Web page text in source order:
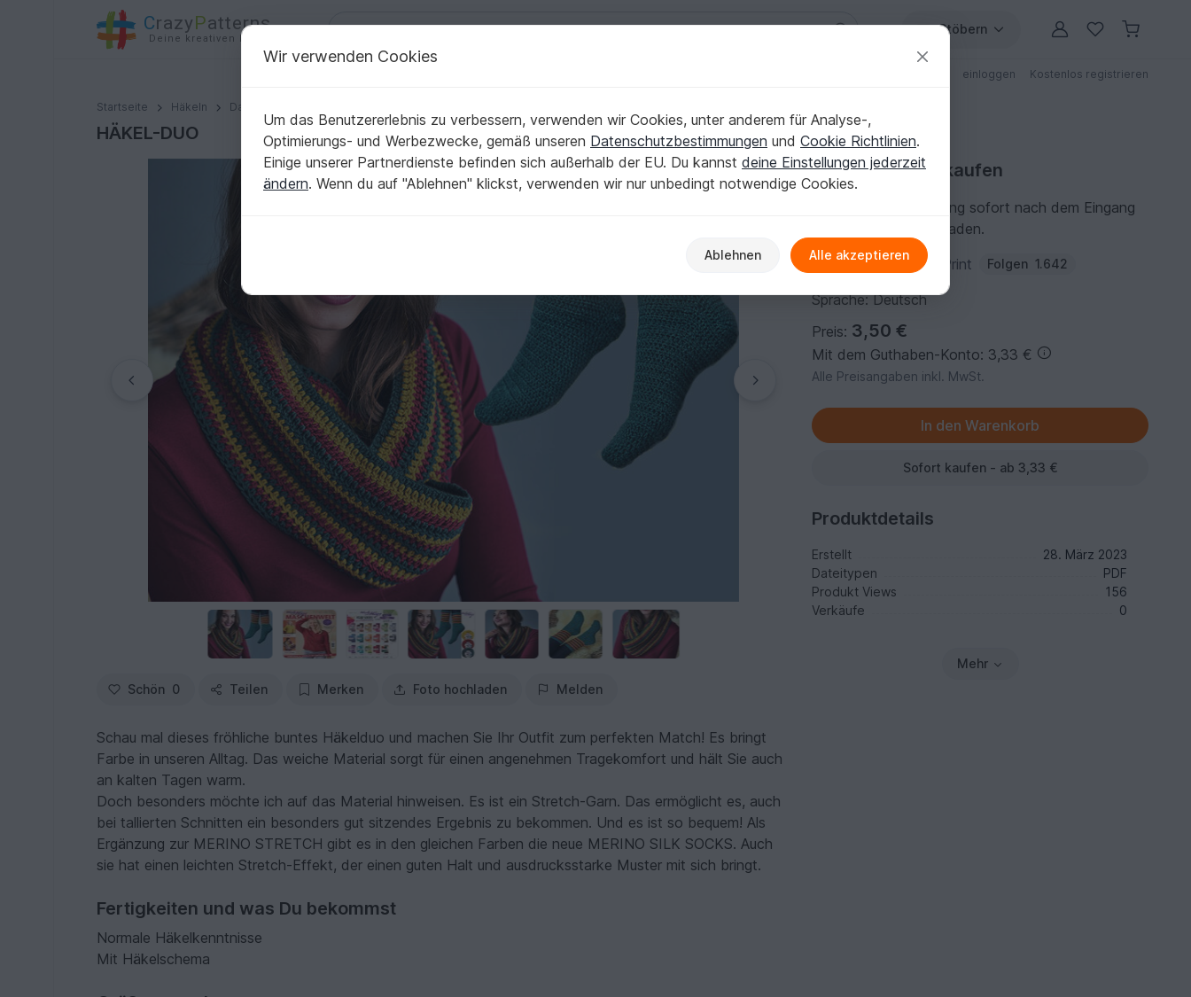
CrazyPatterns
Deine kreativen Ideen
Stöbern
einloggen Kostenlos registrieren
Startseite Häkeln Damen
HÄKEL-DUO
HÄKEL-DUO
Schön 0 Teilen Merken Foto hochladen Melden
Schau mal dieses fröhliche buntes Häkelduo und machen Sie Ihr Outfit zum perfekten Match! Es bringt
Farbe in unseren Alltag. Das weiche Material sorgt für einen angenehmen Tragekomfort und hält Sie auch
an kalten Tagen warm.
Doch besonders möchte ich auf das Material hinweisen. Es ist ein Stretch-Garn. Das ermöglicht es, auch
bei tallierten Schnitten ein besonders gut sitzendes Ergebnis zu bekommen. Und es ist so bequem! Als
Ergänzung zur MERINO STRETCH gibt es in den gleichen Farben die neue MERINO SILK SOCKS. Auch
sie hat einen leichten Stretch-Effekt, der einen guten Halt und ausdrucksstarke Muster mit sich bringt.
Fertigkeiten und was Du bekommst
Normale Häkelkenntnisse
Mit Häkelschema
Häkelanleitung kaufen
Du kannst die Anleitung sofort nach dem Eingang
der Zahlung herunterladen.
Autor: VeronikaHug-Print Folgen 1.642
Sprache: Deutsch
Preis: 3,50 €
Mit dem Guthaben-Konto: 3,33 €
Alle Preisangaben inkl. MwSt.
Sofort kaufen - ab 3,33 €
Produktdetails
Erstellt
28. März 2023
Dateitypen
PDF
Produkt Views
156
Verkäufe
0
Mehr
Wir verwenden Cookies
Um das Benutzererlebnis zu verbessern, verwenden wir Cookies, unter anderem für Analyse-,
Optimierungs- und Werbezwecke, gemäß unseren Datenschutzbestimmungen und Cookie Richtlinien.
Einige unserer Partnerdienste befinden sich außerhalb der EU. Du kannst deine Einstellungen jederzeit
ändern. Wenn du auf "Ablehnen" klickst, verwenden wir nur unbedingt notwendige Cookies.
Ablehnen Alle akzeptieren